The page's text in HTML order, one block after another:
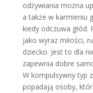
odżywiania można
a także w karmieniu
kiedy odczuwa głód.
jako wyraz miłości,
dziecko. Jest to dla
zapewnia dobre
W kompulsywny typ
popadają osoby,